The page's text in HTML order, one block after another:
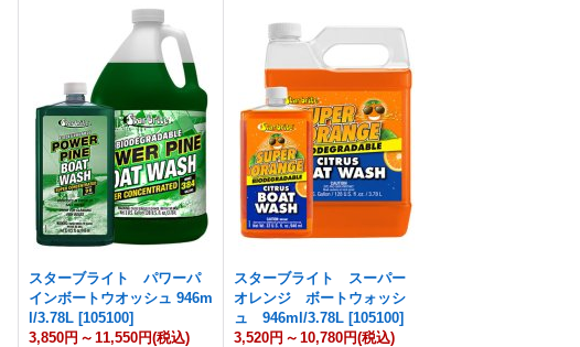
スターブライト パワーパ
インボートウオッシュ 946m
l/3.78L [105100]
3,850円 ～ 11,550円(税込)
スターブライト スーパー
オレンジ ボートウォッシ
ュ 946ml/3.78L [105100]
3,520円 ～ 10,780円(税込)